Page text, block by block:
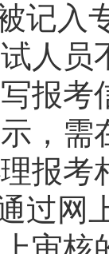
记入
人员
写报
，需
报考
过网